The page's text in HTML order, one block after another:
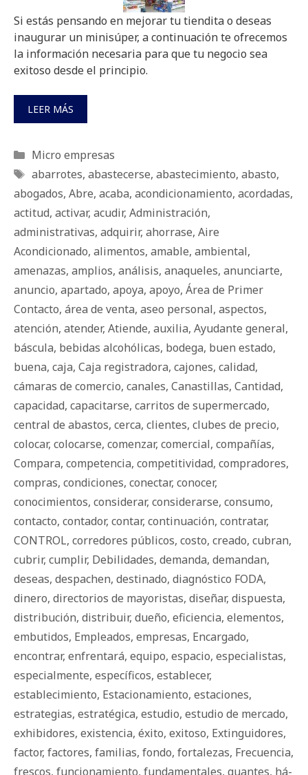
Si estás pensando en mejorar tu tiendita o deseas
inaugurar un minisúper, a continuación te ofrecemos
la información necesaria para que tu negocio sea
exitoso desde el principio.
LEER MÁS
Categorías
Micro empresas
Etiquetas
abarrotes, abastecerse, abastecimiento, abasto,
abogados, Abre, acaba, acondicionamiento, acordadas,
actitud, activar, acudir, Administración,
administrativas, adquirir, ahorrase, Aire
Acondicionado, alimentos, amable, ambiental,
amenazas, amplios, análisis, anaqueles, anunciarte,
anuncio, apartado, apoya, apoyo, Área de Primer
Contacto, área de venta, aseo personal, aspectos,
atención, atender, Atiende, auxilia, Ayudante general,
báscula, bebidas alcohólicas, bodega, buen estado,
buena, caja, Caja registradora, cajones, calidad,
cámaras de comercio, canales, Canastillas, Cantidad,
capacidad, capacitarse, carritos de supermercado,
central de abastos, cerca, clientes, clubes de precio,
colocar, colocarse, comenzar, comercial, compañías,
Compara, competencia, competitividad, compradores,
compras, condiciones, conectar, conocer,
conocimientos, considerar, considerarse, consumo,
contacto, contador, contar, continuación, contratar,
CONTROL, corredores públicos, costo, creado, cubran,
cubrir, cumplir, Debilidades, demanda, demandan,
deseas, despachen, destinado, diagnóstico FODA,
dinero, directorios de mayoristas, diseñar, dispuesta,
distribución, distribuir, dueño, eficiencia, elementos,
embutidos, Empleados, empresas, Encargado,
encontrar, enfrentará, equipo, espacio, especialistas,
especialmente, específicos, establecer,
establecimiento, Estacionamiento, estaciones,
estrategias, estratégica, estudio, estudio de mercado,
exhibidores, existencia, éxito, exitoso, Extinguidores,
factor, factores, familias, fondo, fortalezas, Frecuencia,
frescos, funcionamiento, fundamentales, guantes, há­